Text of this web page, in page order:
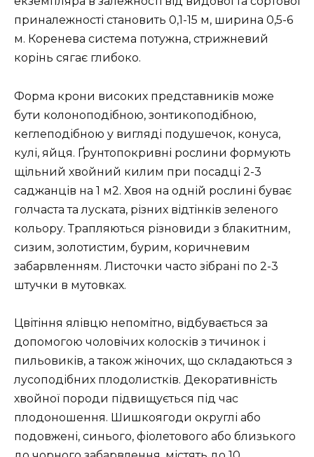
приналежності становить 0,1-15 м, ширина 0,5-6
м. Коренева система потужна, стрижневий
корінь сягає глибоко.
Форма крони високих представників може
бути колоноподібною, зонтикоподібною,
кеглеподібною у вигляді подушечок, конуса,
кулі, яйця. Ґрунтопокривні рослини формують
щільний хвойний килим при посадці 2-3
саджанців на 1 м2. Хвоя на одній рослині буває
голчаста та луската, різних відтінків зеленого
кольору. Трапляються різновиди з блакитним,
сизим, золотистим, бурим, коричневим
забарвленням. Листочки часто зібрані по 2-3
штучки в мутовках.
Цвітіння ялівцю непомітно, відбувається за
допомогою чоловічих колосків з тичинок і
пильовиків, а також жіночих, що складаються з
лусоподібних плодолистків. Декоративність
хвойної породи підвищується під час
плодоношення. Шишкоягоди округлі або
подовжені, синього, фіолетового або близького